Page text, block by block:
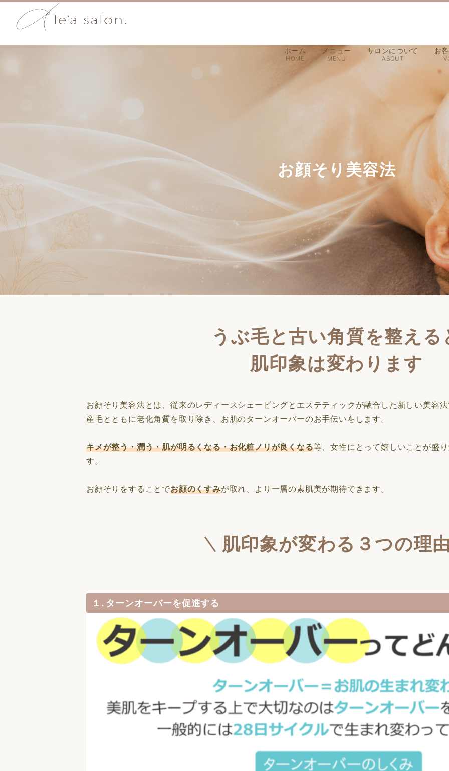
ホーム
HOME
メニュー
MENU
サロンについて
ABOUT
お
お顔そり美容法
うぶ毛と古い角質を整える
肌印象は変わります
お顔そり美容法とは、従来のレディースシェービングとエステティックが融合した新しい美容
産毛とともに老化角質を取り除き、お肌のターンオーバーのお手伝いをします。
キメが整う・潤う・肌が明るくなる・お化粧ノリが良くなる等、女性にとって嬉しいことが盛
す。
お顔そりをすることでお顔のくすみが取れ、より一層の素肌美が期待できます。
肌印象が変わる３つの理
１. ターンオーバーを促進する